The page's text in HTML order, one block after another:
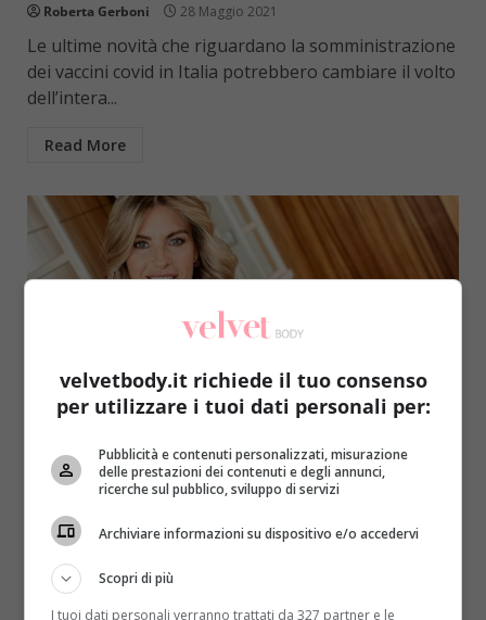
Roberta Gerboni 28 Maggio 2021
Le ultime novità che riguardano la somministrazione
dei vaccini covid in Italia potrebbero cambiare il volto
dell’intera...
Read More
Come le star Primo Piano
Il caschetto biondo di Martina Colombari: il
taglio retrò che sta bene a tutte
Roberta Gerboni 27 Maggio 2021
L’estate 2021 sarà un’esplosione di luce e tagli che
oscillano tra il retrò e il moderno. La...
velvetbody.it richiede il tuo consenso
per utilizzare i tuoi dati personali per:
Pubblicità e contenuti personalizzati, misurazione
delle prestazioni dei contenuti e degli annunci,
ricerche sul pubblico, sviluppo di servizi
Archiviare informazioni su dispositivo e/o accedervi
Scopri di più
I tuoi dati personali verranno trattati da 327 partner e le